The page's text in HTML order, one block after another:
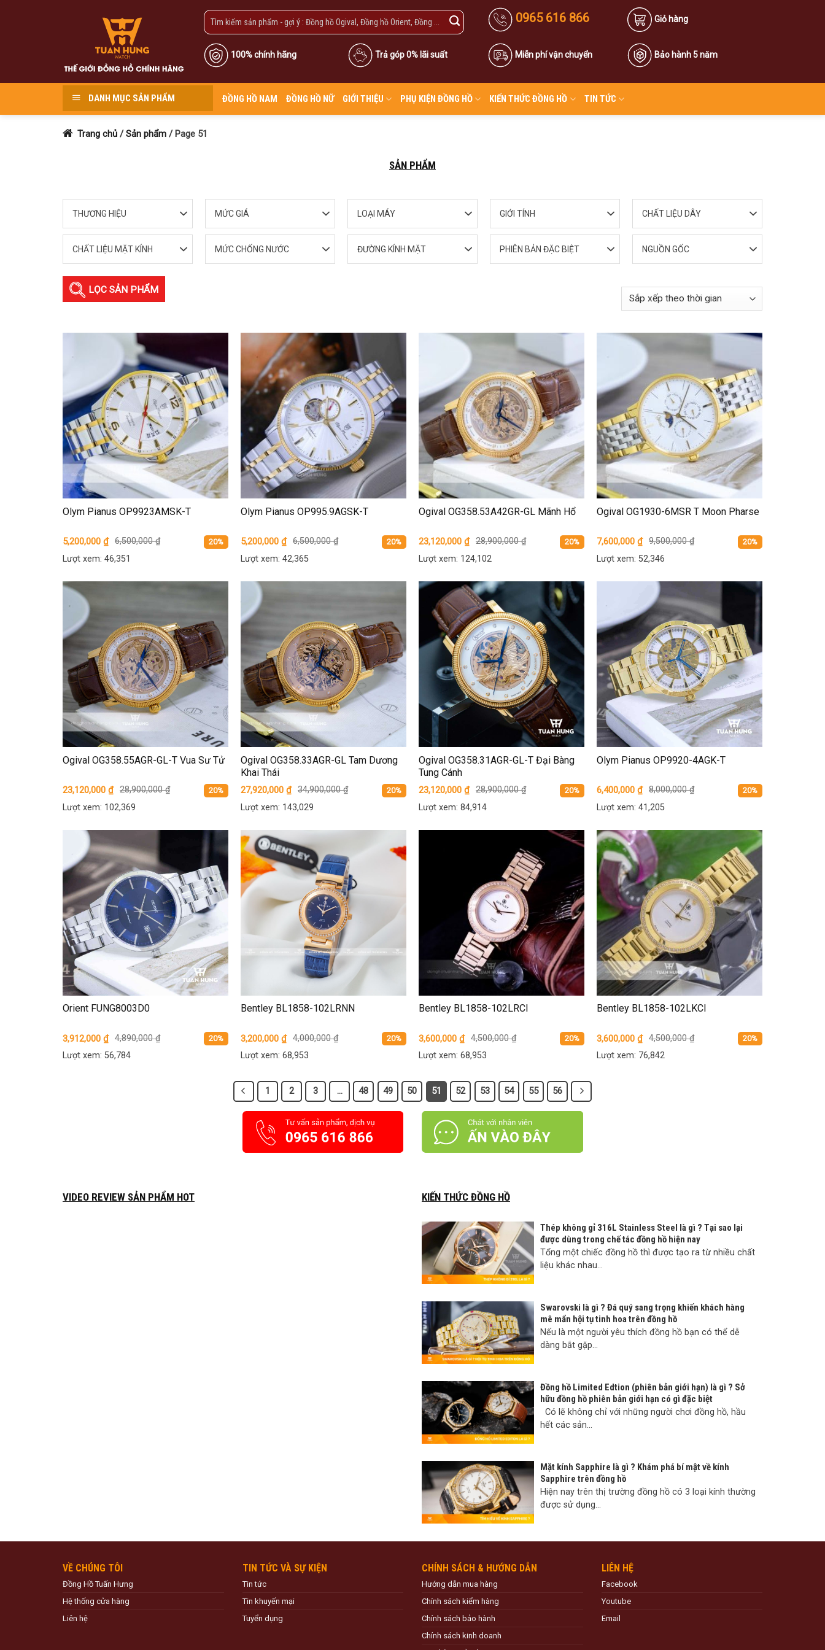
0965 616 866 Giỏ hàng
100% chính hãng Trả góp 0% lãi suất Miễn phí vận chuyển Bảo hành 5 năm
DANH MỤC SẢN PHẨM ĐỒNG HỒ NAM ĐỒNG HỒ NỮ GIỚI THIỆU PHỤ KIỆN ĐỒNG HỒ KIẾN THỨC ĐỒNG HỒ TIN TỨC
Trang chủ /Sản phẩm / Page 51
SẢN PHẨM
THƯƠNG HIỆU MỨC GIÁ LOẠI MÁY GIỚI TÍNH CHẤT LIỆU DÂY
CHẤT LIỆU MẶT KÍNH MỨC CHỐNG NƯỚC ĐƯỜNG KÍNH MẶT PHIÊN BẢN ĐẶC BIỆT NGUỒN GỐC
LỌC SẢN PHẨM
Olym Pianus OP9923AMSK-T
5,200,000 ₫ 6,500,000₫ 20%
Lượt xem: 46,351
Olym Pianus OP995.9AGSK-T
5,200,000 ₫ 6,500,000₫ 20%
Lượt xem: 42,365
Ogival OG358.53A42GR-GL Mãnh Hổ
23,120,000 ₫ 28,900,000₫ 20%
Lượt xem: 124,102
Ogival OG1930-6MSR T Moon Pharse
7,600,000 ₫ 9,500,000₫ 20%
Lượt xem: 52,346
Ogival OG358.55AGR-GL-T Vua Sư Tử
23,120,000 ₫ 28,900,000₫ 20%
Lượt xem: 102,369
Ogival OG358.33AGR-GL Tam Dương
Khai Thái
27,920,000 ₫ 34,900,000₫ 20%
Lượt xem: 143,029
Ogival OG358.31AGR-GL-T Đại Bàng
Tung Cánh
23,120,000 ₫ 28,900,000₫ 20%
Lượt xem: 84,914
Olym Pianus OP9920-4AGK-T
6,400,000 ₫ 8,000,000₫ 20%
Lượt xem: 41,205
Orient FUNG8003D0
3,912,000 ₫ 4,890,000₫ 20%
Lượt xem: 56,784
Bentley BL1858-102LRNN
3,200,000 ₫ 4,000,000₫ 20%
Lượt xem: 68,953
Bentley BL1858-102LRCI
3,600,000 ₫ 4,500,000₫ 20%
Lượt xem: 68,953
Bentley BL1858-102LKCI
3,600,000 ₫ 4,500,000₫ 20%
Lượt xem: 76,842
1 2 3 … 48 49 50 51 52 53 54 55 56
VIDEO REVIEW SẢN PHẨM HOT KIẾN THỨC ĐỒNG HỒ
Thép không gỉ 316L Stainless Steel là gì ? Tại sao lại
được dùng trong chế tác đồng hồ hiện nay
Tổng một chiếc đồng hồ thì được tạo ra từ nhiều chất
liệu khác nhau...
Swarovski là gì ? Đá quý sang trọng khiến khách hàng
mê mẩn hội tụ tinh hoa trên đồng hồ
Nếu là một người yêu thích đồng hồ bạn có thể dễ
dàng bắt gặp...
Đồng hồ Limited Edtion (phiên bản giới hạn) là gì ? Sở
hữu đồng hồ phiên bản giới hạn có gì đặc biệt
Có lẽ không chỉ với những người chơi đồng hồ, hầu
hết các sản...
Mặt kính Sapphire là gì ? Khám phá bí mật về kính
Sapphire trên đồng hồ
Hiện nay trên thị trường đồng hồ có 3 loại kính thường
được sử dụng...
VỀ CHÚNG TÔI
Đồng Hồ Tuấn Hưng
Hệ thống cửa hàng
Liên hệ
TIN TỨC VÀ SỰ KIỆN
Tin tức
Tin khuyến mại
Tuyển dụng
CHÍNH SÁCH & HƯỚNG DẪN
Hướng dẫn mua hàng
Chính sách kiểm hàng
Chính sách bảo hành
Chính sách kinh doanh
LIÊN HỆ
Facebook
Youtube
Email